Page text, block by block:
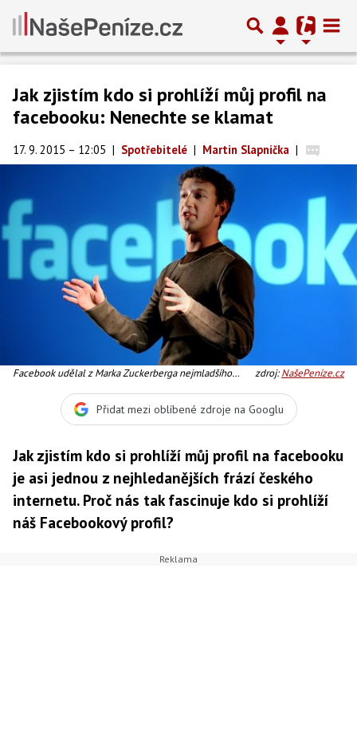
Jak zjistím kdo si prohlíží můj profil na
facebooku: Nenechte se klamat
17. 9. 2015 – 12:05 | Spotřebitelé | Martin Slapnička |
Facebook udělal z Marka Zuckerberga nejmladšího
zdroj:NašePeníze.cz
Přidat mezi oblíbené zdroje na Googlu
Jak zjistím kdo si prohlíží můj profil na facebooku
je asi jednou z nejhledanějších frází českého
internetu. Proč nás tak fascinuje kdo si prohlíží
náš Facebookový profil?